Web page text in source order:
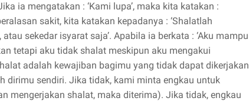
ia mengatakan : ‘Kami lupa’, maka kita katakan :
sakit, kita katakan kepadanya : ‘Shalatlah
sekedar isyarat saja’. Apabila ia berkata : ‘Aku mampu
tetapi aku tidak shalat meskipun aku mengakui
adalah kewajiban bagimu yang tidak dapat dikerjakan
dirimu sendiri. Jika tidak, kami minta engkau untuk
mengerjakan shalat, maka diterima). Jika tidak, engkau